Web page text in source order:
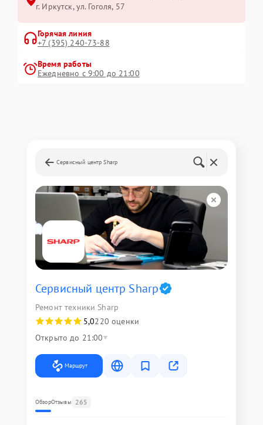
г. Иркутск, ул. ​Гоголя, 57
Горячая линия
+7 (395) 240-73-88
Время работы
Ежедневно с 9:00 до 21:00
Сервисный центр Sharp
Сервисный центр Sharp
Ремонт техники Sharp
5,0220 оценки
Открыто до 21:00
Маршрут
ОбзорОтзывы 265